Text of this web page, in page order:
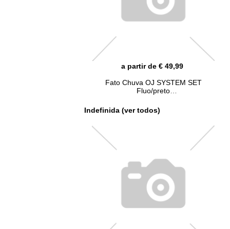
a partir de € 49,99
Fato Chuva OJ SYSTEM SET
Fluo/preto
Indefinida (ver todos)